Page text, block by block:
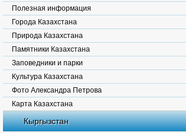
Полезная информация
Города Казахстана
Природа Казахстана
Памятники Казахстана
Заповедники и парки
Культура Казахстана
Фото Александра Петрова
Карта Казахстана
Кыргызстан